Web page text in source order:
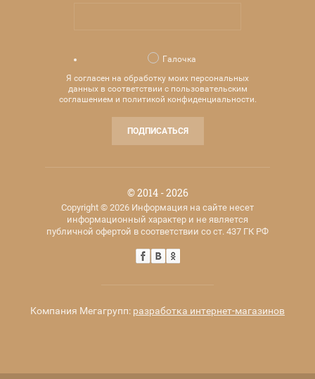
Галочка
Я согласен на обработку моих персональных
данных в соответствии с пользовательским
соглашением и политикой конфиденциальности.
ПОДПИСАТЬСЯ
© 2014 - 2026
Copyright © 2026 Информация на сайте несет
информационный характер и не является
публичной офертой в соответствии со ст. 437 ГК РФ
Компания Мегагрупп: разработка интернет-магазинов